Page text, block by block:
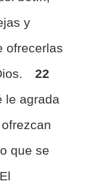
y
ofrecerlas
22
le agrada
que se